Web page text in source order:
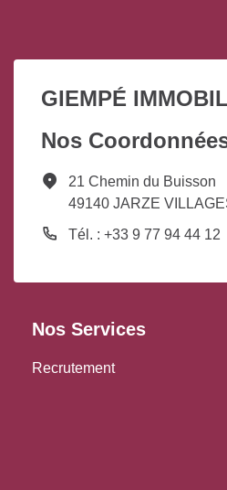
GIEMPÉ
Nos
21 Chemin du Buisson
49140 JARZE
Tél. : +33 9 77 94 44 12
Nos Services
Recrutement